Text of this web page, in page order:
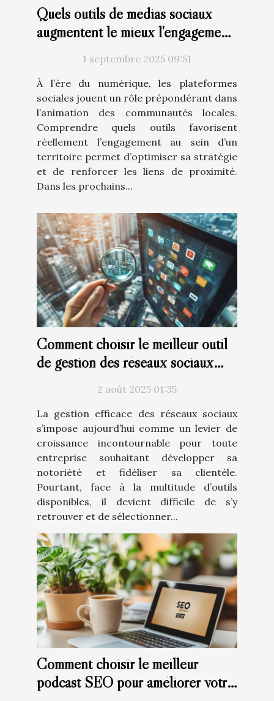
Quels outils de médias sociaux
augmentent le mieux l'engagement
1 septembre 2025 09:51
À l’ère du numérique, les plateformes
sociales jouent un rôle prépondérant dans
l’animation des communautés locales.
Comprendre quels outils favorisent
réellement l’engagement au sein d’un
territoire permet d’optimiser sa stratégie
et de renforcer les liens de proximité.
Dans les prochains...
Comment choisir le meilleur outil
de gestion des réseaux sociaux
pour votre entreprise ?
2 août 2025 01:35
La gestion efficace des réseaux sociaux
s’impose aujourd’hui comme un levier de
croissance incontournable pour toute
entreprise souhaitant développer sa
notoriété et fidéliser sa clientèle.
Pourtant, face à la multitude d’outils
disponibles, il devient difficile de s’y
retrouver et de sélectionner...
Comment choisir le meilleur
podcast SEO pour améliorer votre